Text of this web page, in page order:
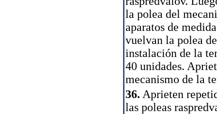
la polea del
aparatos de
vuelvan la polea
instalación de la
40 unidades.
mecanismo de la
36. Aprieten
las poleas